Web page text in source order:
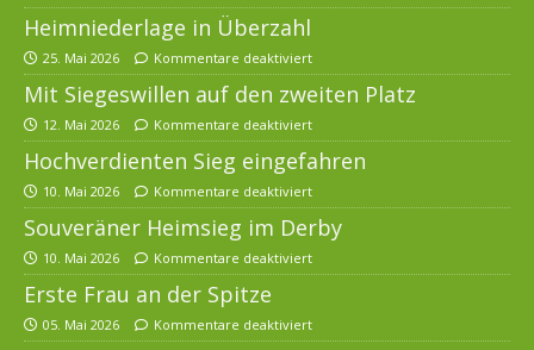
Heimniederlage in Überzahl
25. Mai 2026 Kommentare deaktiviert
Mit Siegeswillen auf den zweiten Platz
12. Mai 2026 Kommentare deaktiviert
Hochverdienten Sieg eingefahren
10. Mai 2026 Kommentare deaktiviert
Souveräner Heimsieg im Derby
10. Mai 2026 Kommentare deaktiviert
Erste Frau an der Spitze
05. Mai 2026 Kommentare deaktiviert